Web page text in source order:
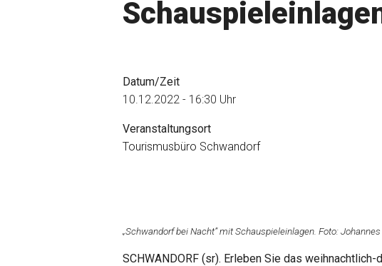
Datum/Zeit
10.12.2022 - 16:30 Uhr
Veranstaltungsort
Tourismusbüro Schwandorf
„Schwandorf bei Nacht” mit Schauspieleinlagen. Foto:
SCHWANDORF (sr). Erleben Sie das